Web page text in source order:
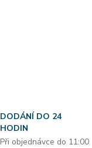
DODÁNÍ DO 24
HODIN
Při objednávce do 11:00